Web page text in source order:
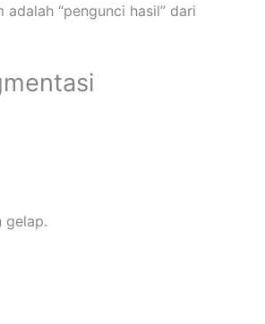
“pengunci hasil” dari
gelap.